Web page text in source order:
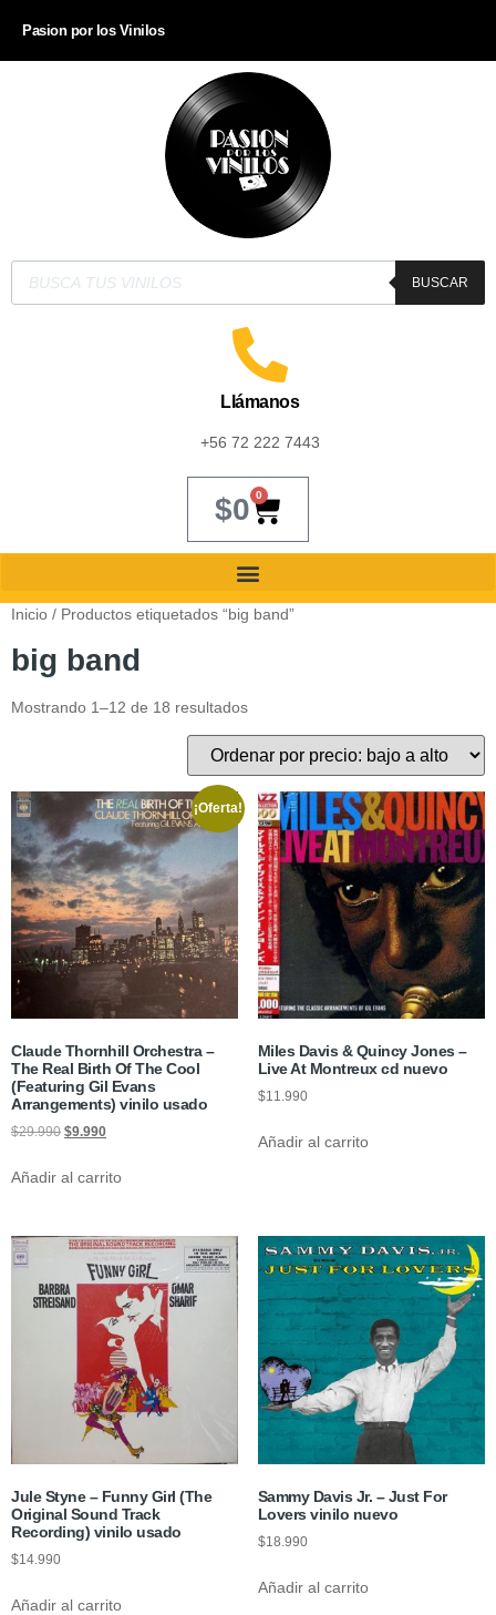
Pasion por los Vinilos
BUSCAR
Llámanos
+56 72 222 7443
$0 0
Inicio / Productos etiquetados “big band”
big band
Mostrando 1–12 de 18 resultados
¡Oferta!
Claude Thornhill Orchestra –
The Real Birth Of The Cool
(Featuring Gil Evans
Arrangements) vinilo usado
$29.990 $9.990
Añadir al carrito
Miles Davis & Quincy Jones –
Live At Montreux cd nuevo
$11.990
Añadir al carrito
Jule Styne – Funny Girl (The
Original Sound Track
Recording) vinilo usado
$14.990
Añadir al carrito
Sammy Davis Jr. ‎– Just For
Lovers vinilo nuevo
$18.990
Añadir al carrito